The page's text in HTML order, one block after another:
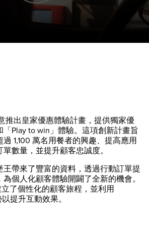
推出皇家優惠體驗計畫，提供獨家優
Play to win」體驗。這項創新計畫旨
1,100 萬名用餐者的興趣、提高應用
數量，並提升顧客忠誠度。
帶來了豐富的資料，透過行動訂單提
個人化顧客體驗開闢了全新的機會。
了個性化的顧客旅程，並利用
提升互動效果。